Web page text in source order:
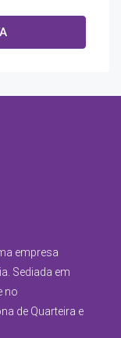
empresa
Sediada em
no
de Quarteira e